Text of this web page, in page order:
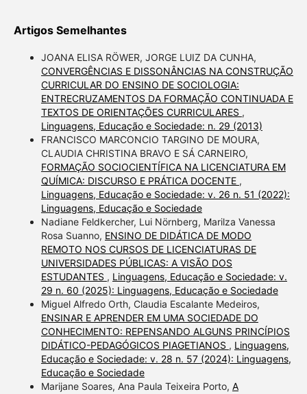
Artigos Semelhantes
JOANA ELISA RÖWER, JORGE LUIZ DA CUNHA,
CONVERGÊNCIAS E DISSONÂNCIAS NA CONSTRUÇÃO
CURRICULAR DO ENSINO DE SOCIOLOGIA:
ENTRECRUZAMENTOS DA FORMAÇÃO CONTINUADA E
TEXTOS DE ORIENTAÇÕES CURRICULARES ,
Linguagens, Educação e Sociedade: n. 29 (2013)
FRANCISCO MARCONCIO TARGINO DE MOURA,
CLAUDIA CHRISTINA BRAVO E SÁ CARNEIRO,
FORMAÇÃO SOCIOCIENTÍFICA NA LICENCIATURA EM
QUÍMICA: DISCURSO E PRÁTICA DOCENTE ,
Linguagens, Educação e Sociedade: v. 26 n. 51 (2022):
Linguagens, Educação e Sociedade
Nadiane Feldkercher, Lui Nörnberg, Marilza Vanessa
Rosa Suanno, ENSINO DE DIDÁTICA DE MODO
REMOTO NOS CURSOS DE LICENCIATURAS DE
UNIVERSIDADES PÚBLICAS: A VISÃO DOS
ESTUDANTES , Linguagens, Educação e Sociedade: v.
29 n. 60 (2025): Linguagens, Educação e Sociedade
Miguel Alfredo Orth, Claudia Escalante Medeiros,
ENSINAR E APRENDER EM UMA SOCIEDADE DO
CONHECIMENTO: REPENSANDO ALGUNS PRINCÍPIOS
DIDÁTICO-PEDAGÓGICOS PIAGETIANOS , Linguagens,
Educação e Sociedade: v. 28 n. 57 (2024): Linguagens,
Educação e Sociedade
Marijane Soares, Ana Paula Teixeira Porto, A